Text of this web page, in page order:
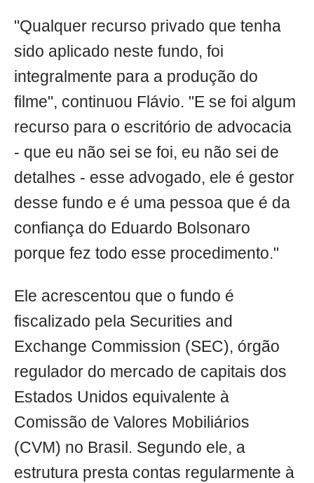
"Qualquer recurso privado que tenha
sido aplicado neste fundo, foi
integralmente para a produção do
filme", continuou Flávio. "E se foi algum
recurso para o escritório de advocacia
- que eu não sei se foi, eu não sei de
detalhes - esse advogado, ele é gestor
desse fundo e é uma pessoa que é da
confiança do Eduardo Bolsonaro
porque fez todo esse procedimento."
Ele acrescentou que o fundo é
fiscalizado pela Securities and
Exchange Commission (SEC), órgão
regulador do mercado de capitais dos
Estados Unidos equivalente à
Comissão de Valores Mobiliários
(CVM) no Brasil. Segundo ele, a
estrutura presta contas regularmente à